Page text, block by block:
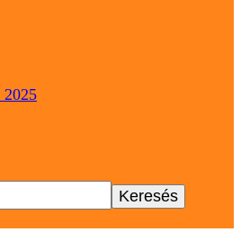
Archívum